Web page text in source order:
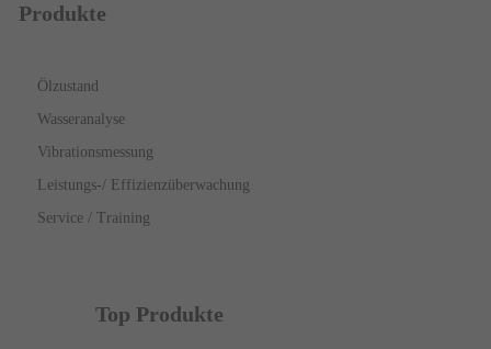
Produkte
Ölzustand
Wasseranalyse
Vibrationsmessung
Leistungs-/ Effizienzüberwachung
Service / Training
Top Produkte